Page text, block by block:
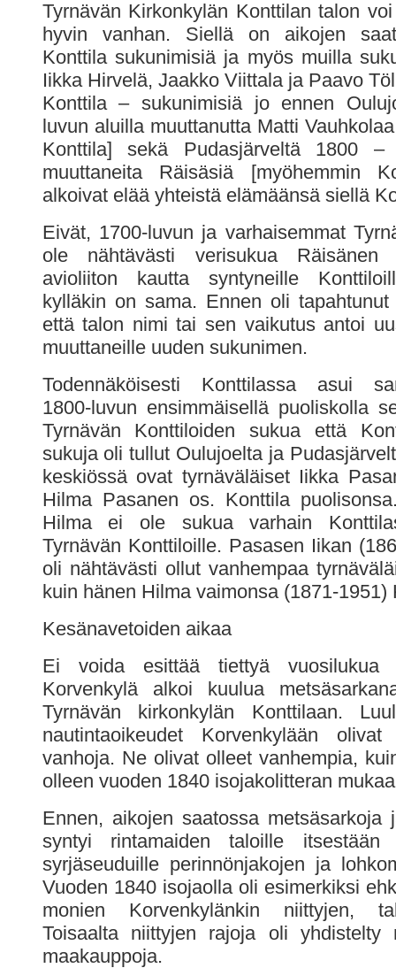
Tyrnävän Kirkonkylän Konttilan talon
hyvin vanhan. Siellä on aikojen
Konttila sukunimisiä ja myös muilla
Iikka Hirvelä, Jaakko Viittala ja Paavo
Konttila – sukunimisiä jo ennen
luvun aluilla muuttanutta Matti
Konttila] sekä Pudasjärveltä 1800 –
muuttaneita Räisäsiä [myöhemmin
alkoivat elää yhteistä elämäänsä siellä
Eivät, 1700-luvun ja varhaisemmat
ole nähtävästi verisukua Räisänen
avioliiton kautta syntyneille
kylläkin on sama. Ennen oli
että talon nimi tai sen vaikutus antoi
muuttaneille uuden sukunimen.
Todennäköisesti Konttilassa asui
1800-luvun ensimmäisellä puoliskolla
Tyrnävän Konttiloiden sukua että
sukuja oli tullut Oulujoelta ja
keskiössä ovat tyrnäväläiset Iikka
Hilma Pasanen os. Konttila
Hilma ei ole sukua varhain
Tyrnävän Konttiloille. Pasasen Iikan
oli nähtävästi ollut vanhempaa
kuin hänen Hilma vaimonsa (1871-1951)
Kesänavetoiden aikaa
Ei voida esittää tiettyä vuosilukua
Korvenkylä alkoi kuulua
Tyrnävän kirkonkylän Konttilaan.
nautintaoikeudet Korvenkylään
vanhoja. Ne olivat olleet vanhempia,
olleen vuoden 1840 isojakolitteran
Ennen, aikojen saatossa metsäsarkoja
syntyi rintamaiden taloille
syrjäseuduille perinnönjakojen ja
Vuoden 1840 isojaolla oli esimerkiksi
monien Korvenkylänkin niittyjen,
Toisaalta niittyjen rajoja oli yhdistelty
maakauppoja.